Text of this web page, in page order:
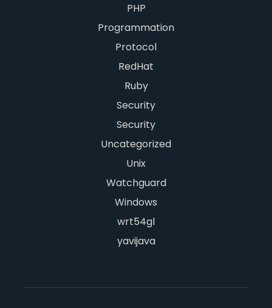
PHP
Programmation
Protocol
RedHat
Ruby
Security
Security
Uncategorized
Unix
Watchguard
Windows
wrt54gl
yavijava